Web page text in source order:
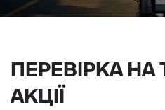
ПЕРЕВІРКА НА
АКЦІЇ